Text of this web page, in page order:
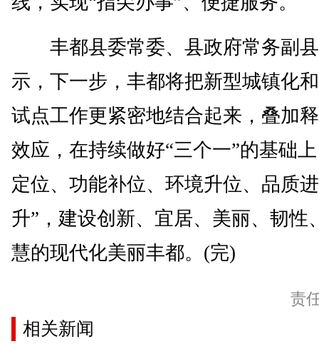
丰都县委常委、县政府常务副县
示，下一步，丰都将把新型城镇化
试点工作更紧密地结合起来，叠加
效应，在持续做好“三个一”的基础
定位、功能补位、环境升位、品质
升”，建设创新、宜居、美丽、韧性
慧的现代化美丽丰都。(完)
责
相关新闻